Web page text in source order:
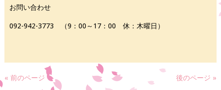
お問い合わせ
092-942-3773 （9：00～17：00 休：木曜日）
« 前のページ 後のページ »